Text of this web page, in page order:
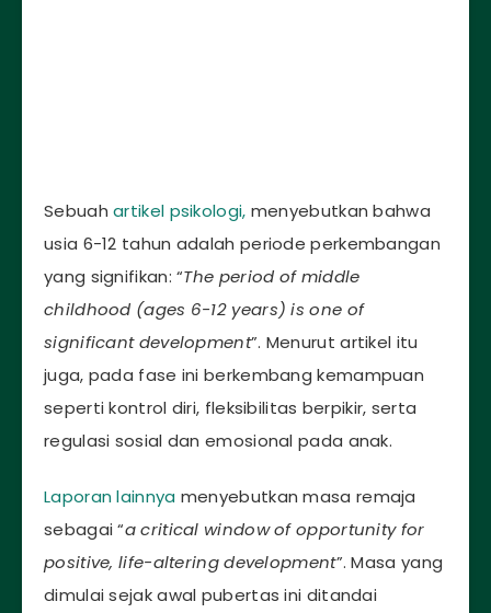
Sebuahartikel psikologi, menyebutkan bahwa
usia 6-12 tahun adalah periode perkembangan
yang signifikan: “The period of middle
childhood (ages 6-12 years) is one of
significant development”. Menurut artikel itu
juga, pada fase ini berkembang kemampuan
seperti kontrol diri, fleksibilitas berpikir, serta
regulasi sosial dan emosional pada anak.
Laporan lainnya menyebutkan masa remaja
sebagai “a critical window of opportunity for
positive, life-altering development”. Masa yang
dimulai sejak awal pubertas ini ditandai